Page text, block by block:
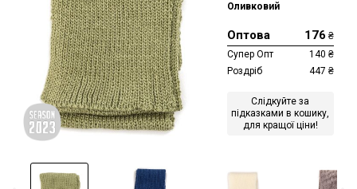
Оливковий
Оптова 176 ₴
Супер Опт
140 ₴
Роздріб
447 ₴
Слідкуйте за
підказками в кошику,
для кращої ціни!